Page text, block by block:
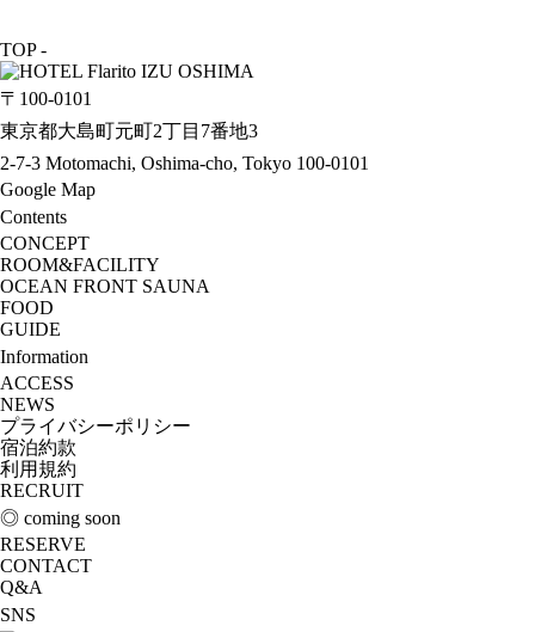
TOP -
〒100-0101
東京都大島町元町2丁目7番地3
2-7-3 Motomachi, Oshima-cho, Tokyo 100-0101
Google Map
Contents
CONCEPT
ROOM&FACILITY
OCEAN FRONT SAUNA
FOOD
GUIDE
Information
ACCESS
NEWS
プライバシーポリシー
宿泊約款
利用規約
RECRUIT
◎ coming soon
RESERVE
CONTACT
Q&A
SNS